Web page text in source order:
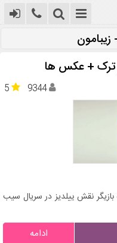
ترک + عکس ها
5 9344
بازیگر نقش ییلدیز در سریال سیب
ادامه